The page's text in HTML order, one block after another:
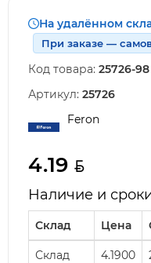
На удалённом
При заказе —
Код товара: 25726-98
Артикул: 25726
Feron
4.19
Наличие и
Склад Цена
Склад
4.1900